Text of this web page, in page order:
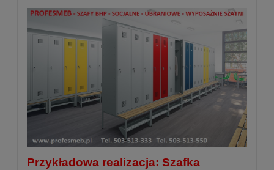
Przykładowa realizacja: Szafka